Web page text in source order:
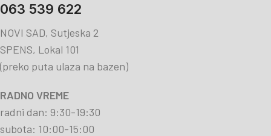
063 539 622
NOVI SAD, Sutjeska 2
SPENS, Lokal 101
(preko puta ulaza na bazen)
RADNO VREME
radni dan: 9:30-19:30
subota: 10:00-15:00